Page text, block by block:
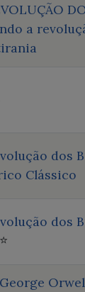
a
dos
Clássico
dos